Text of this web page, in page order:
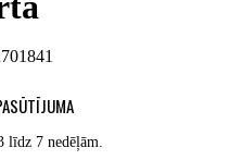
līdz 7 nedēļām.